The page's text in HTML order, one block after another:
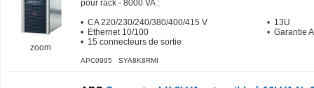
zoom
pour rack - 8000 VA:
• CA 220/230/240/380/400/415 V
• Ethernet 10/100
• 15 connecteurs de sortie
• 13U
• Garantie
APC0995 SYA8K8RMI